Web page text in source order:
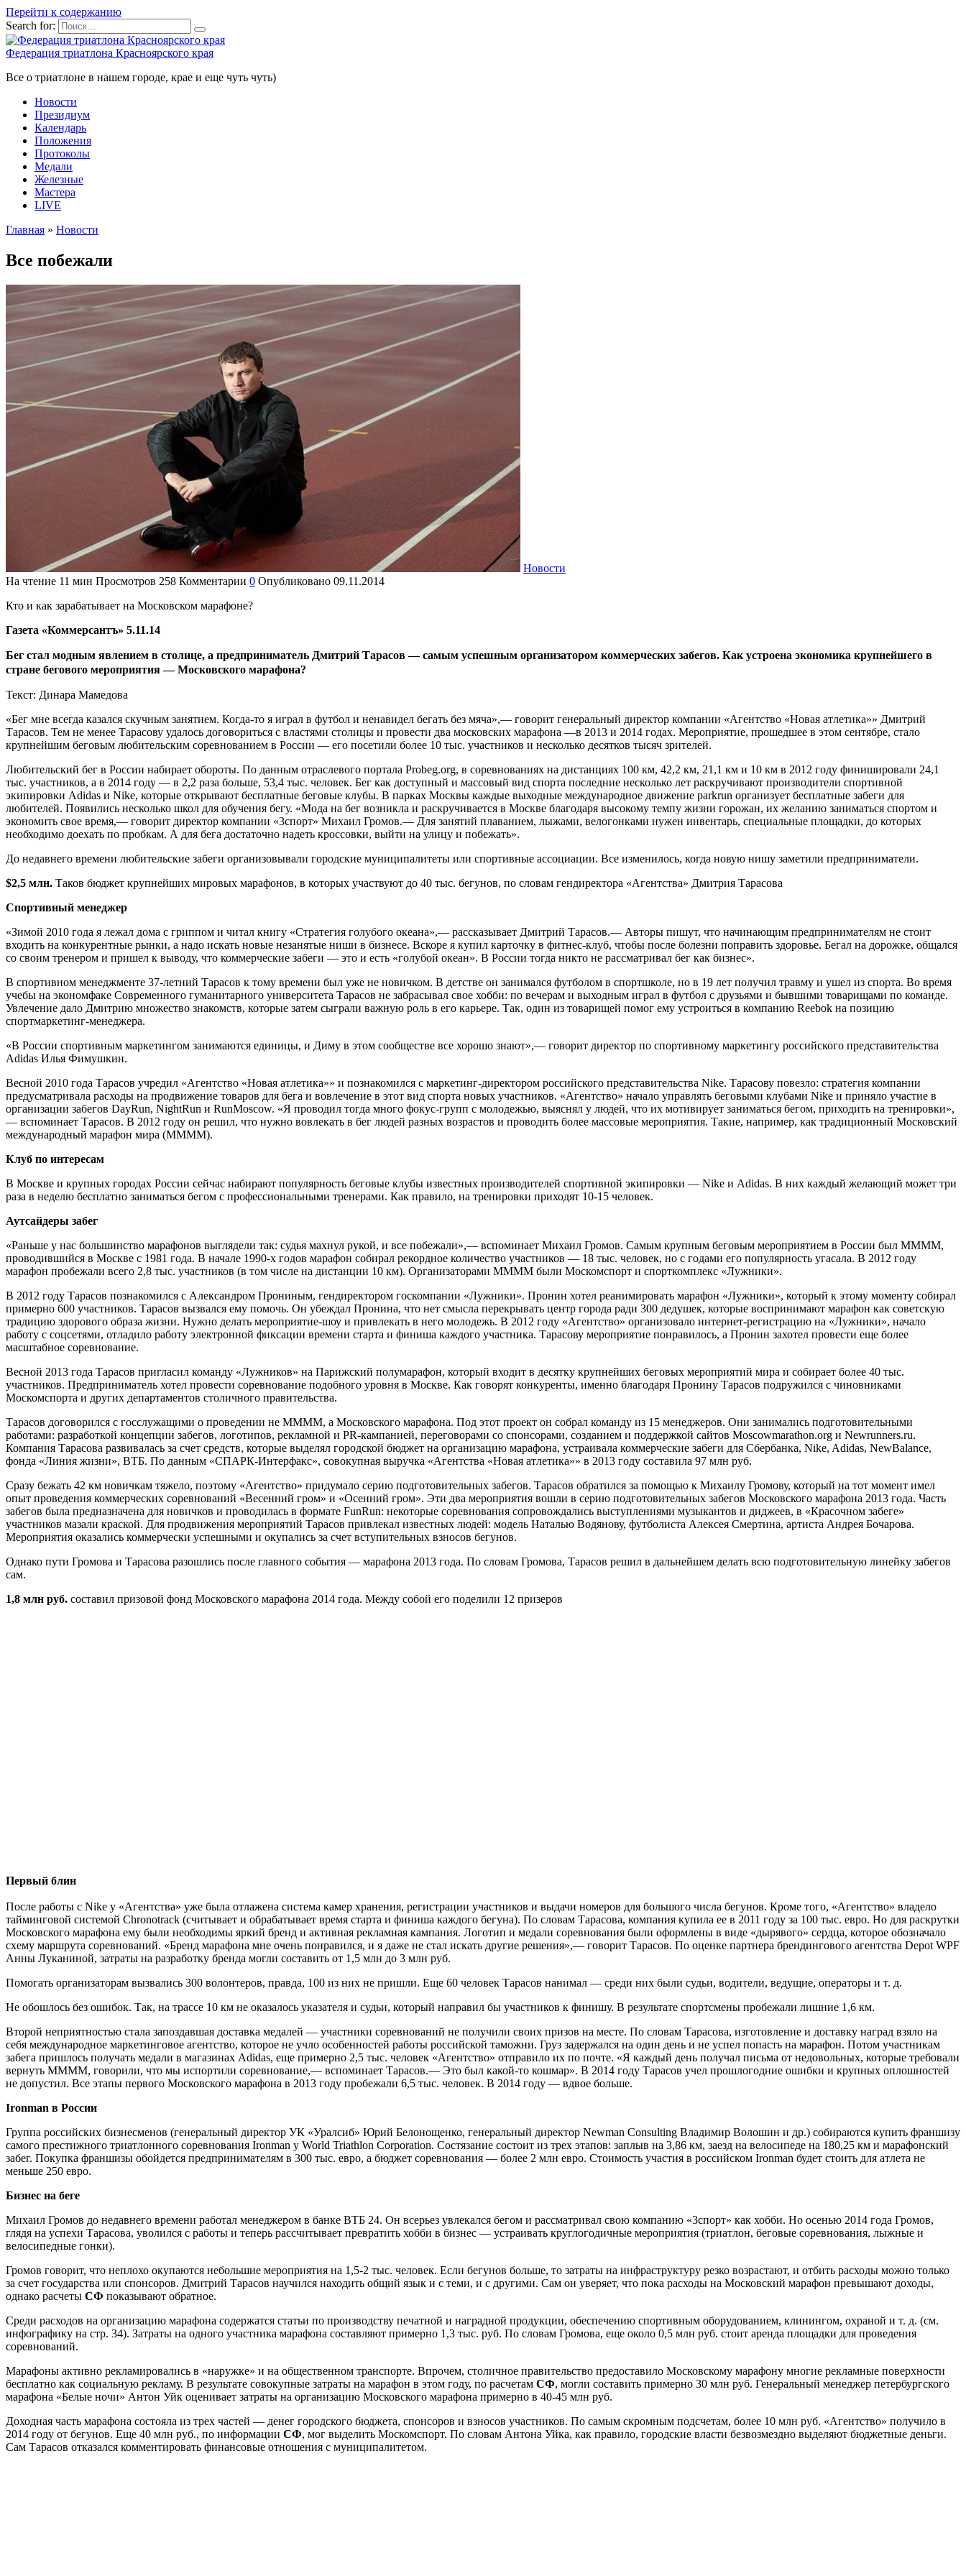
Перейти к содержанию
Search for:
Федерация триатлона Красноярского края
Все о триатлоне в нашем городе, крае и еще чуть чуть)
Новости
Президиум
Календарь
Положения
Протоколы
Медали
Железные
Мастера
LIVE
Главная » Новости
Все побежали
Новости
На чтение 11 мин Просмотров 258 Комментарии 0 Опубликовано 09.11.2014
Кто и как зарабатывает на Московском марафоне?
Газета «Коммерсантъ» 5.11.14
Бег стал модным явлением в столице, а предприниматель Дмитрий Тарасов — самым успешным организатором коммерческих забегов. Как устроена экономика крупнейшего в
стране бегового мероприятия — Московского марафона?
Текст: Динара Мамедова
«Бег мне всегда казался скучным занятием. Когда-то я играл в футбол и ненавидел бегать без мяча»,— говорит генеральный директор компании «Агентство «Новая атлетика»» Дмитрий
Тарасов. Тем не менее Тарасову удалось договориться с властями столицы и провести два московских марафона —в 2013 и 2014 годах. Мероприятие, прошедшее в этом сентябре, стало
крупнейшим беговым любительским соревнованием в России — его посетили более 10 тыс. участников и несколько десятков тысяч зрителей.
Любительский бег в России набирает обороты. По данным отраслевого портала Probeg.org, в соревнованиях на дистанциях 100 км, 42,2 км, 21,1 км и 10 км в 2012 году финишировали 24,1
тыс. участников, а в 2014 году — в 2,2 раза больше, 53,4 тыс. человек. Бег как доступный и массовый вид спорта последние несколько лет раскручивают производители спортивной
экипировки Adidas и Nike, которые открывают бесплатные беговые клубы. В парках Москвы каждые выходные международное движение parkrun организует бесплатные забеги для
любителей. Появились несколько школ для обучения бегу. «Мода на бег возникла и раскручивается в Москве благодаря высокому темпу жизни горожан, их желанию заниматься спортом и
экономить свое время,— говорит директор компании «3спорт» Михаил Громов.— Для занятий плаванием, лыжами, велогонками нужен инвентарь, специальные площадки, до которых
необходимо доехать по пробкам. А для бега достаточно надеть кроссовки, выйти на улицу и побежать».
До недавнего времени любительские забеги организовывали городские муниципалитеты или спортивные ассоциации. Все изменилось, когда новую нишу заметили предприниматели.
$2,5 млн. Таков бюджет крупнейших мировых марафонов, в которых участвуют до 40 тыс. бегунов, по словам гендиректора «Агентства» Дмитрия Тарасова
Спортивный менеджер
«Зимой 2010 года я лежал дома с гриппом и читал книгу «Стратегия голубого океана»,— рассказывает Дмитрий Тарасов.— Авторы пишут, что начинающим предпринимателям не стоит
входить на конкурентные рынки, а надо искать новые незанятые ниши в бизнесе. Вскоре я купил карточку в фитнес-клуб, чтобы после болезни поправить здоровье. Бегал на дорожке, общался
со своим тренером и пришел к выводу, что коммерческие забеги — это и есть «голубой океан». В России тогда никто не рассматривал бег как бизнес».
В спортивном менеджменте 37-летний Тарасов к тому времени был уже не новичком. В детстве он занимался футболом в спортшколе, но в 19 лет получил травму и ушел из спорта. Во время
учебы на экономфаке Современного гуманитарного университета Тарасов не забрасывал свое хобби: по вечерам и выходным играл в футбол с друзьями и бывшими товарищами по команде.
Увлечение дало Дмитрию множество знакомств, которые затем сыграли важную роль в его карьере. Так, один из товарищей помог ему устроиться в компанию Reebok на позицию
спортмаркетинг-менеджера.
«В России спортивным маркетингом занимаются единицы, и Диму в этом сообществе все хорошо знают»,— говорит директор по спортивному маркетингу российского представительства
Adidas Илья Фимушкин.
Весной 2010 года Тарасов учредил «Агентство «Новая атлетика»» и познакомился с маркетинг-директором российского представительства Nike. Тарасову повезло: стратегия компании
предусматривала расходы на продвижение товаров для бега и вовлечение в этот вид спорта новых участников. «Агентство» начало управлять беговыми клубами Nike и приняло участие в
организации забегов DayRun, NightRun и RunMoscow. «Я проводил тогда много фокус-групп с молодежью, выяснял у людей, что их мотивирует заниматься бегом, приходить на тренировки»,
— вспоминает Тарасов. В 2012 году он решил, что нужно вовлекать в бег людей разных возрастов и проводить более массовые мероприятия. Такие, например, как традиционный Московский
международный марафон мира (ММММ).
Клуб по интересам
В Москве и крупных городах России сейчас набирают популярность беговые клубы известных производителей спортивной экипировки — Nike и Adidas. В них каждый желающий может три
раза в неделю бесплатно заниматься бегом с профессиональными тренерами. Как правило, на тренировки приходят 10-15 человек.
Аутсайдеры забег
«Раньше у нас большинство марафонов выглядели так: судья махнул рукой, и все побежали»,— вспоминает Михаил Громов. Самым крупным беговым мероприятием в России был ММММ,
проводившийся в Москве с 1981 года. В начале 1990-х годов марафон собирал рекордное количество участников — 18 тыс. человек, но с годами его популярность угасала. В 2012 году
марафон пробежали всего 2,8 тыс. участников (в том числе на дистанции 10 км). Организаторами ММММ были Москомспорт и спорткомплекс «Лужники».
В 2012 году Тарасов познакомился с Александром Прониным, гендиректором госкомпании «Лужники». Пронин хотел реанимировать марафон «Лужники», который к этому моменту собирал
примерно 600 участников. Тарасов вызвался ему помочь. Он убеждал Пронина, что нет смысла перекрывать центр города ради 300 дедушек, которые воспринимают марафон как советскую
традицию здорового образа жизни. Нужно делать мероприятие-шоу и привлекать в него молодежь. В 2012 году «Агентство» организовало интернет-регистрацию на «Лужники», начало
работу с соцсетями, отладило работу электронной фиксации времени старта и финиша каждого участника. Тарасову мероприятие понравилось, а Пронин захотел провести еще более
масштабное соревнование.
Весной 2013 года Тарасов пригласил команду «Лужников» на Парижский полумарафон, который входит в десятку крупнейших беговых мероприятий мира и собирает более 40 тыс.
участников. Предприниматель хотел провести соревнование подобного уровня в Москве. Как говорят конкуренты, именно благодаря Пронину Тарасов подружился с чиновниками
Москомспорта и других департаментов столичного правительства.
Тарасов договорился с госслужащими о проведении не ММММ, а Московского марафона. Под этот проект он собрал команду из 15 менеджеров. Они занимались подготовительными
работами: разработкой концепции забегов, логотипов, рекламной и PR-кампанией, переговорами со спонсорами, созданием и поддержкой сайтов Moscowmarathon.org и Newrunners.ru.
Компания Тарасова развивалась за счет средств, которые выделял городской бюджет на организацию марафона, устраивала коммерческие забеги для Сбербанка, Nike, Adidas, NewBalance,
фонда «Линия жизни», ВТБ. По данным «СПАРК-Интерфакс», совокупная выручка «Агентства «Новая атлетика»» в 2013 году составила 97 млн руб.
Сразу бежать 42 км новичкам тяжело, поэтому «Агентство» придумало серию подготовительных забегов. Тарасов обратился за помощью к Михаилу Громову, который на тот момент имел
опыт проведения коммерческих соревнований «Весенний гром» и «Осенний гром». Эти два мероприятия вошли в серию подготовительных забегов Московского марафона 2013 года. Часть
забегов была предназначена для новичков и проводилась в формате FunRun: некоторые соревнования сопровождались выступлениями музыкантов и диджеев, в «Красочном забеге»
участников мазали краской. Для продвижения мероприятий Тарасов привлекал известных людей: модель Наталью Водянову, футболиста Алексея Смертина, артиста Андрея Бочарова.
Мероприятия оказались коммерчески успешными и окупались за счет вступительных взносов бегунов.
Однако пути Громова и Тарасова разошлись после главного события — марафона 2013 года. По словам Громова, Тарасов решил в дальнейшем делать всю подготовительную линейку забегов
сам.
1,8 млн руб. составил призовой фонд Московского марафона 2014 года. Между собой его поделили 12 призеров
Первый блин
После работы с Nike у «Агентства» уже была отлажена система камер хранения, регистрации участников и выдачи номеров для большого числа бегунов. Кроме того, «Агентство» владело
тайминговой системой Chronotrack (считывает и обрабатывает время старта и финиша каждого бегуна). По словам Тарасова, компания купила ее в 2011 году за 100 тыс. евро. Но для раскрутки
Московского марафона ему были необходимы яркий бренд и активная рекламная кампания. Логотип и медали соревнования были оформлены в виде «дырявого» сердца, которое обозначало
схему маршрута соревнований. «Бренд марафона мне очень понравился, и я даже не стал искать другие решения»,— говорит Тарасов. По оценке партнера брендингового агентства Depot WPF
Анны Луканиной, затраты на разработку бренда могли составить от 1,5 млн до 3 млн руб.
Помогать организаторам вызвались 300 волонтеров, правда, 100 из них не пришли. Еще 60 человек Тарасов нанимал — среди них были судьи, водители, ведущие, операторы и т. д.
Не обошлось без ошибок. Так, на трассе 10 км не оказалось указателя и судьи, который направил бы участников к финишу. В результате спортсмены пробежали лишние 1,6 км.
Второй неприятностью стала запоздавшая доставка медалей — участники соревнований не получили своих призов на месте. По словам Тарасова, изготовление и доставку наград взяло на
себя международное маркетинговое агентство, которое не учло особенностей работы российской таможни. Груз задержался на один день и не успел попасть на марафон. Потом участникам
забега пришлось получать медали в магазинах Adidas, еще примерно 2,5 тыс. человек «Агентство» отправило их по почте. «Я каждый день получал письма от недовольных, которые требовали
вернуть ММММ, говорили, что мы испортили соревнование,— вспоминает Тарасов.— Это был какой-то кошмар». В 2014 году Тарасов учел прошлогодние ошибки и крупных оплошностей
не допустил. Все этапы первого Московского марафона в 2013 году пробежали 6,5 тыс. человек. В 2014 году — вдвое больше.
Ironman в России
Группа российских бизнесменов (генеральный директор УК «Уралсиб» Юрий Белонощенко, генеральный директор Newman Consulting Владимир Волошин и др.) собираются купить франшизу
самого престижного триатлонного соревнования Ironman у World Triathlon Corporation. Состязание состоит из трех этапов: заплыв на 3,86 км, заезд на велосипеде на 180,25 км и марафонский
забег. Покупка франшизы обойдется предпринимателям в 300 тыс. евро, а бюджет соревнования — более 2 млн евро. Стоимость участия в российском Ironman будет стоить для атлета не
меньше 250 евро.
Бизнес на беге
Михаил Громов до недавнего времени работал менеджером в банке ВТБ 24. Он всерьез увлекался бегом и рассматривал свою компанию «3спорт» как хобби. Но осенью 2014 года Громов,
глядя на успехи Тарасова, уволился с работы и теперь рассчитывает превратить хобби в бизнес — устраивать круглогодичные мероприятия (триатлон, беговые соревнования, лыжные и
велосипедные гонки).
Громов говорит, что неплохо окупаются небольшие мероприятия на 1,5-2 тыс. человек. Если бегунов больше, то затраты на инфраструктуру резко возрастают, и отбить расходы можно только
за счет государства или спонсоров. Дмитрий Тарасов научился находить общий язык и с теми, и с другими. Сам он уверяет, что пока расходы на Московский марафон превышают доходы,
однако расчеты СФ показывают обратное.
Среди расходов на организацию марафона содержатся статьи по производству печатной и наградной продукции, обеспечению спортивным оборудованием, клинингом, охраной и т. д. (см.
инфографику на стр. 34). Затраты на одного участника марафона составляют примерно 1,3 тыс. руб. По словам Громова, еще около 0,5 млн руб. стоит аренда площадки для проведения
соревнований.
Марафоны активно рекламировались в «наружке» и на общественном транспорте. Впрочем, столичное правительство предоставило Московскому марафону многие рекламные поверхности
бесплатно как социальную рекламу. В результате совокупные затраты на марафон в этом году, по расчетам СФ, могли составить примерно 30 млн руб. Генеральный менеджер петербургского
марафона «Белые ночи» Антон Уйк оценивает затраты на организацию Московского марафона примерно в 40-45 млн руб.
Доходная часть марафона состояла из трех частей — денег городского бюджета, спонсоров и взносов участников. По самым скромным подсчетам, более 10 млн руб. «Агентство» получило в
2014 году от бегунов. Еще 40 млн руб., по информации СФ, мог выделить Москомспорт. По словам Антона Уйка, как правило, городские власти безвозмездно выделяют бюджетные деньги.
Сам Тарасов отказался комментировать финансовые отношения с муниципалитетом.